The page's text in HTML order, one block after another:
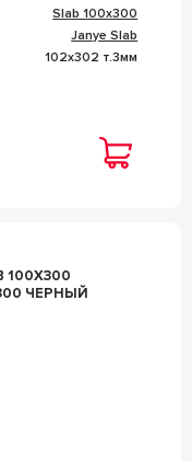
Slab 100x300
Janye Slab
102x302 т.3мм
100X300
ЧЕРНЫЙ